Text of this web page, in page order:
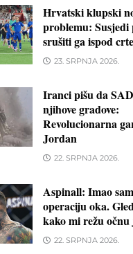
Hrvatski klupski
problemu: Susjedi
srušiti ga ispod crte
23. SRPNJA 2026.
Iranci pišu da
njihove gradove:
Revolucionarna
Jordan
22. SRPNJA 2026.
Aspinall: Imao
operaciju oka.
kako mi režu
22. SRPNJA 2026.